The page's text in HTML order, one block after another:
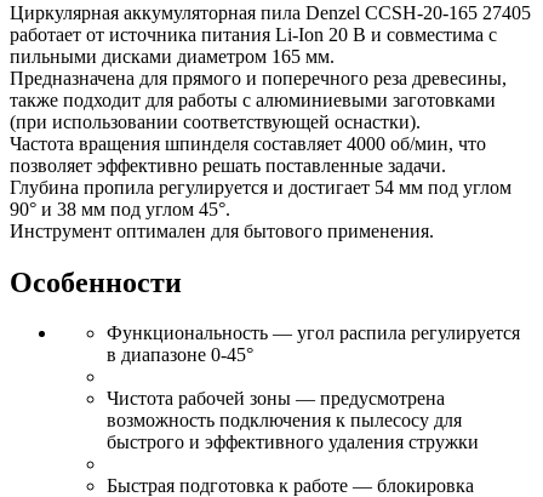
Циркулярная аккумуляторная пила Denzel CCSH-20-165 27405
работает от источника питания Li-Ion 20 В и совместима с
пильными дисками диаметром 165 мм.
Предназначена для прямого и поперечного реза древесины,
также подходит для работы с алюминиевыми заготовками
(при использовании соответствующей оснастки).
Частота вращения шпинделя составляет 4000 об/мин, что
позволяет эффективно решать поставленные задачи.
Глубина пропила регулируется и достигает 54 мм под углом
90° и 38 мм под углом 45°.
Инструмент оптимален для бытового применения.
Особенности
Функциональность — угол распила регулируется
в диапазоне 0-45°
Чистота рабочей зоны — предусмотрена
возможность подключения к пылесосу для
быстрого и эффективного удаления стружки
Быстрая подготовка к работе — блокировка